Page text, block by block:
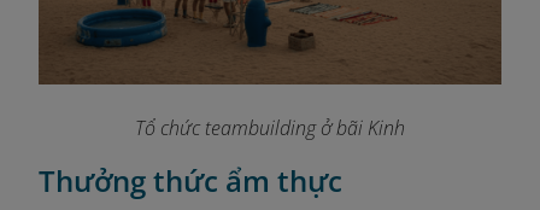
Tổ chức teambuilding ở bãi Kinh
Thưởng thức ẩm thực